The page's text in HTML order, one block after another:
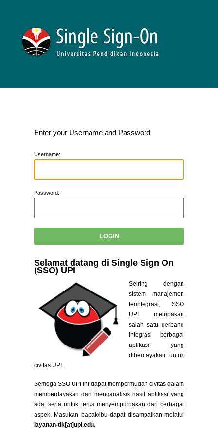
Enter your Username and Password
Username:
Password:
Selamat datang di Single Sign On
(SSO) UPI
Seiring dengan
sistem manajemen
terintegrasi, SSO
UPI merupakan
salah satu gerbang
integrasi berbagai
aplikasi yang
diberdayakan untuk
civitas UPI.
Semoga SSO UPI ini dapat mempermudah civitas dalam
memberdayakan dan menganalisis hasil aplikasi yang
ada, serta untuk terus menyempurnakan dari berbagai
aspek. Masukan bapak/ibu dapat disampaikan melalui
layanan-tik[at]upi.edu.